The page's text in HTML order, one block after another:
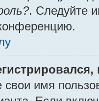
. Следуйте
свои имя